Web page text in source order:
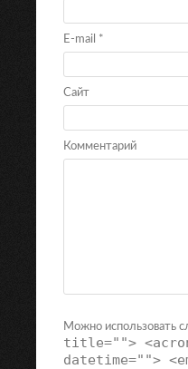
E-mail *
Сайт
Комментарий
Можно использовать
title="">
datetime="">